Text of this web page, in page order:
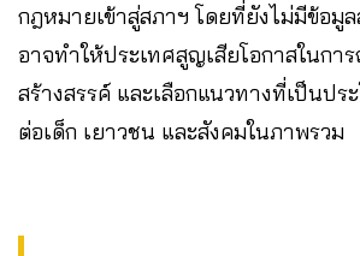
กฎหมายเข้าสู่สภาฯ โดยที่ยังไม่มีข้อมู
อาจทำให้ประเทศสูญเสียโอกาสในการ
สร้างสรรค์ และเลือกแนวทางที่เป็นปร
ต่อเด็ก เยาวชน และสังคมในภาพรวม